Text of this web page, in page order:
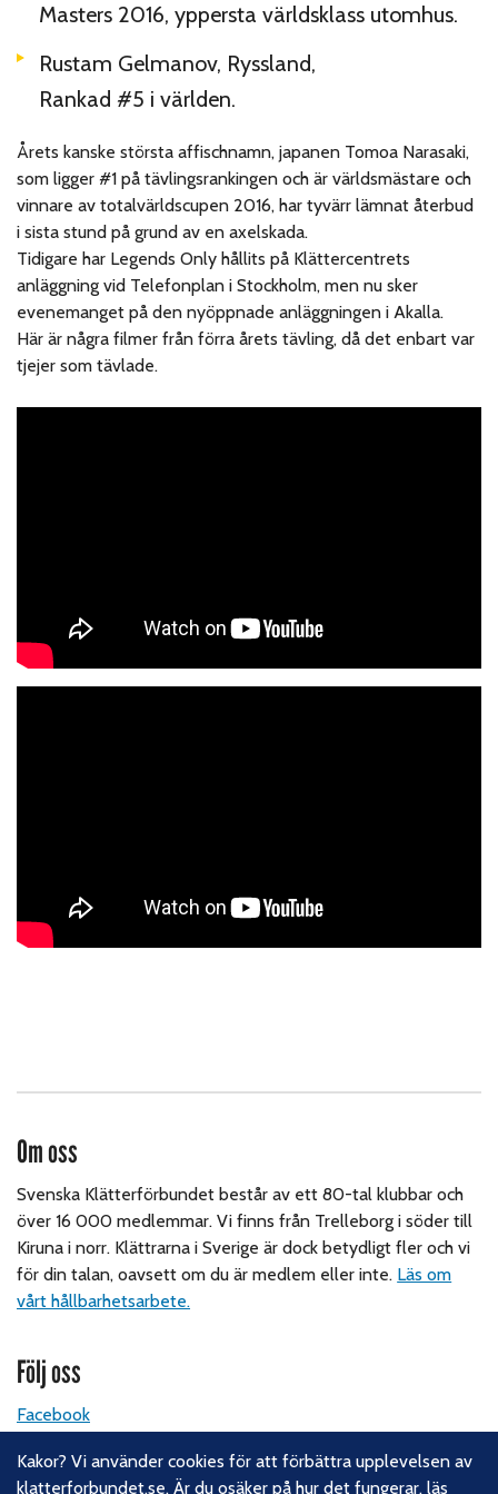
Masters 2016, yppersta världsklass utomhus.
Rustam Gelmanov, Ryssland,
Rankad #5 i världen.
Årets kanske största affischnamn, japanen Tomoa Narasaki,
som ligger #1 på tävlingsrankingen och är världsmästare och
vinnare av totalvärldscupen 2016, har tyvärr lämnat återbud
i sista stund på grund av en axelskada.
Tidigare har Legends Only hållits på Klättercentrets
anläggning vid Telefonplan i Stockholm, men nu sker
evenemanget på den nyöppnade anläggningen i Akalla.
Här är några filmer från förra årets tävling, då det enbart var
tjejer som tävlade.
Om oss
Svenska Klätterförbundet består av ett 80-tal klubbar och
över 16 000 medlemmar. Vi finns från Trelleborg i söder till
Kiruna i norr. Klättrarna i Sverige är dock betydligt fler och vi
för din talan, oavsett om du är medlem eller inte. Läs om
vårt hållbarhetsarbete.
Följ oss
Facebook
Linkedin
Kakor? Vi använder cookies för att förbättra upplevelsen av
klatterforbundet.se. Är du osäker på hur det fungerar,läs